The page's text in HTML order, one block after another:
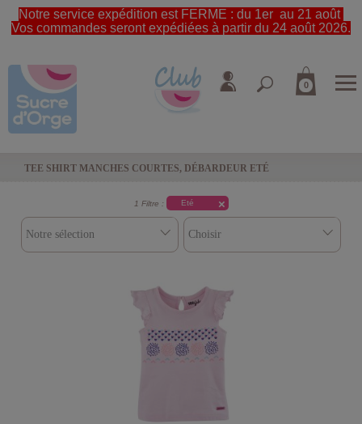
Notre service expédition est FERME : du 1er au 21 août
Vos commandes seront expédiées à partir du 24 août 2026.
0
TEE SHIRT MANCHES COURTES, DÉBARDEUR ETÉ
1 Filtre : Eté